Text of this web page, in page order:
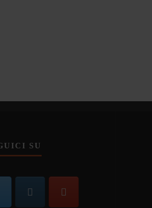
SU